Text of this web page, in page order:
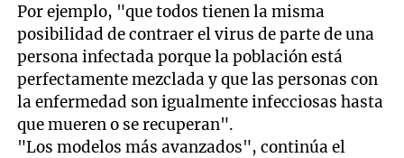
Por ejemplo, "que todos tienen la misma
posibilidad de contraer el virus de parte de una
persona infectada porque la población está
perfectamente mezclada y que las personas con
la enfermedad son igualmente infecciosas hasta
que mueren o se recuperan".
"Los modelos más avanzados", continúa el